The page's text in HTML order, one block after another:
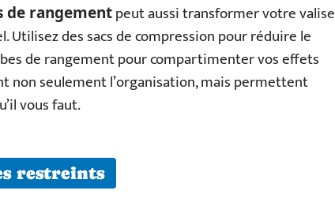
de rangementpeut aussi transformer votre valise
Utilisez des sacs de compression pour réduire le
de rangement pour compartimenter vos effets
non seulement l’organisation, mais permettent
vous faut.
restreints